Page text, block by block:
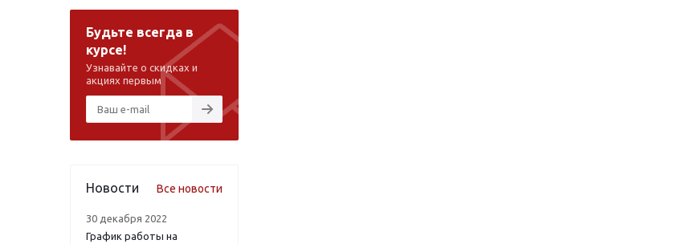
Будьте всегда в
курсе!
Узнавайте о скидках и
акциях первым
Новости Все новости
30 декабря 2022
График работы на